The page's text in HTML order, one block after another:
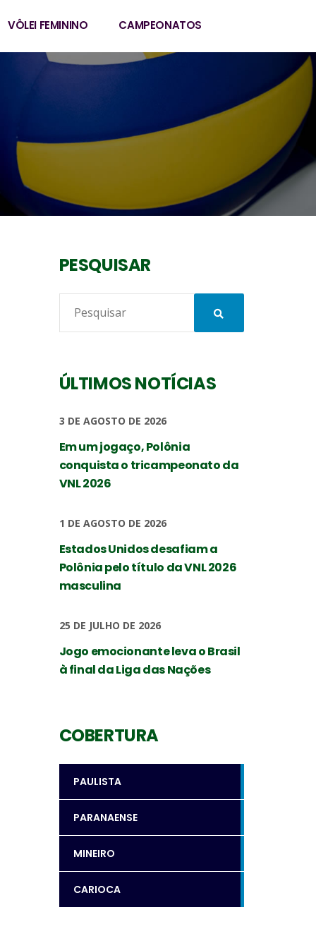
VÔLEI FEMININO CAMPEONATOS
PESQUISAR
ÚLTIMOS NOTÍCIAS
3 DE AGOSTO DE 2026
Em um jogaço, Polônia
conquista o tricampeonato da
VNL 2026
1 DE AGOSTO DE 2026
Estados Unidos desafiam a
Polônia pelo título da VNL 2026
masculina
25 DE JULHO DE 2026
Jogo emocionante leva o Brasil
à final da Liga das Nações
COBERTURA
PAULISTA
PARANAENSE
MINEIRO
CARIOCA